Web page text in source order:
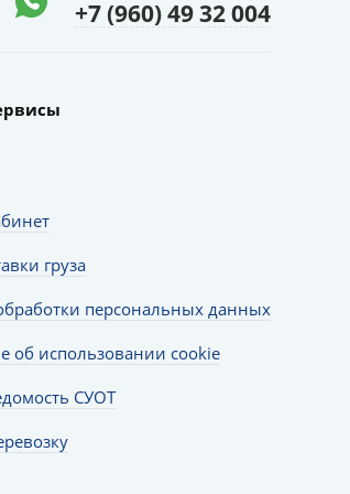
+7 (960) 49 32 004
груза
персональных данных
об использовании cookie
СУОТ